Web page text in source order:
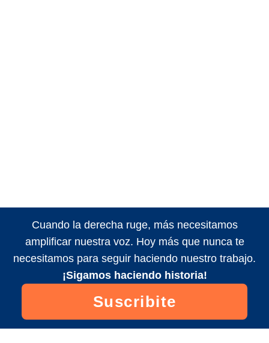
Cuando la derecha ruge, más necesitamos
amplificar nuestra voz. Hoy más que nunca te
necesitamos para seguir haciendo nuestro trabajo.
¡Sigamos haciendo historia!
Suscribite